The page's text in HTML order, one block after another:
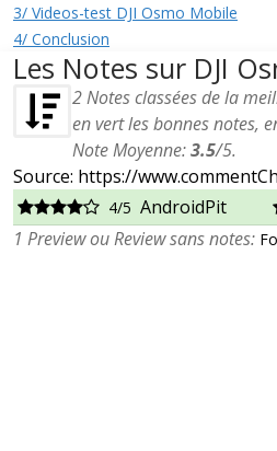
3/ Videos-test DJI Osmo Mobile
4/ Conclusion
Les Notes sur DJI
2Notes classées de la
en vert les bonnes notes,
Note Moyenne:3.5/5.
Source: https://
4/5 AndroidPit
1 Preview ou Review sans notes: